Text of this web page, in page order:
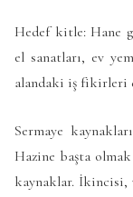
Hedef kitle: Hane
el sanatları, ev
alandaki iş fikirleri
Sermaye
Hazine başta
kaynaklar. İkincisi,